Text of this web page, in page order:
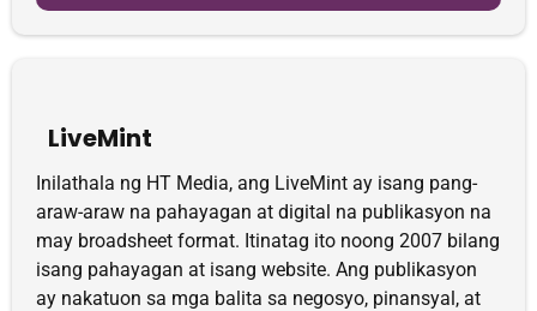
LiveMint
Inilathala ng HT Media, ang LiveMint ay isang pang-
araw-araw na pahayagan at digital na publikasyon na
may broadsheet format. Itinatag ito noong 2007 bilang
isang pahayagan at isang website. Ang publikasyon
ay nakatuon sa mga balita sa negosyo, pinansyal, at